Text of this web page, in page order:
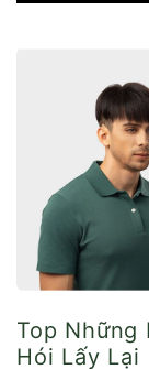
Top Những
Hói Lấy